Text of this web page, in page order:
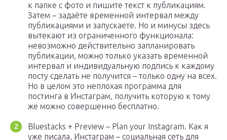
к папке с фото и пишите текст к публикациям.
Затем – задаёте временной интервал между
публикациями и запускаете. Но и минусы здесь
вытекают из ограниченного функционала:
невозможно действительно запланировать
публикации, можно только указать временной
интервал и индивидуальную подпись к каждому
посту сделать не получится – только одну на всех.
Но в целом это неплохая программа для
постинга в Инстаграм, получить которую к тому
же можно совершенно бесплатно.
Bluestacks + Preview – Plan your Instagram. Как я
уже писала, Инстаграм – социальная сеть для